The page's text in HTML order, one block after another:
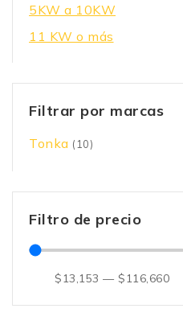
5KW a 10KW
11 KW o más
Filtrar por marcas
Tonka (10)
Filtro de precio
$13,153 —$116,660